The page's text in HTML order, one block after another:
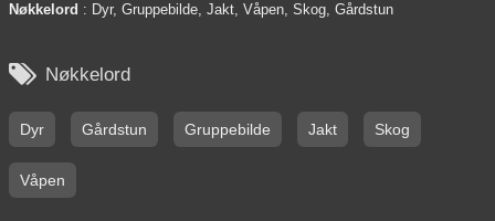
Nøkkelord : Dyr, Gruppebilde, Jakt, Våpen, Skog, Gårdstun
 Nøkkelord
Dyr Gårdstun Gruppebilde Jakt Skog
Våpen